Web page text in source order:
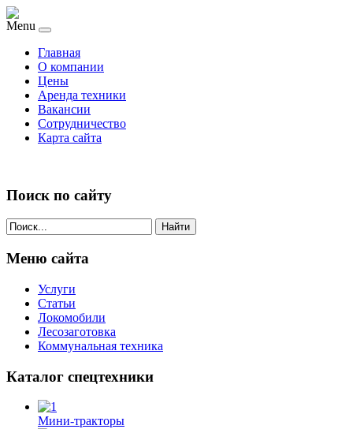
Menu
Главная
О компании
Цены
Аренда техники
Вакансии
Сотрудничество
Карта сайта
Поиск по сайту
Найти
Меню сайта
Услуги
Статьи
Локомобили
Лесозаготовка
Коммунальная техника
Каталог спецтехники
Мини-тракторы